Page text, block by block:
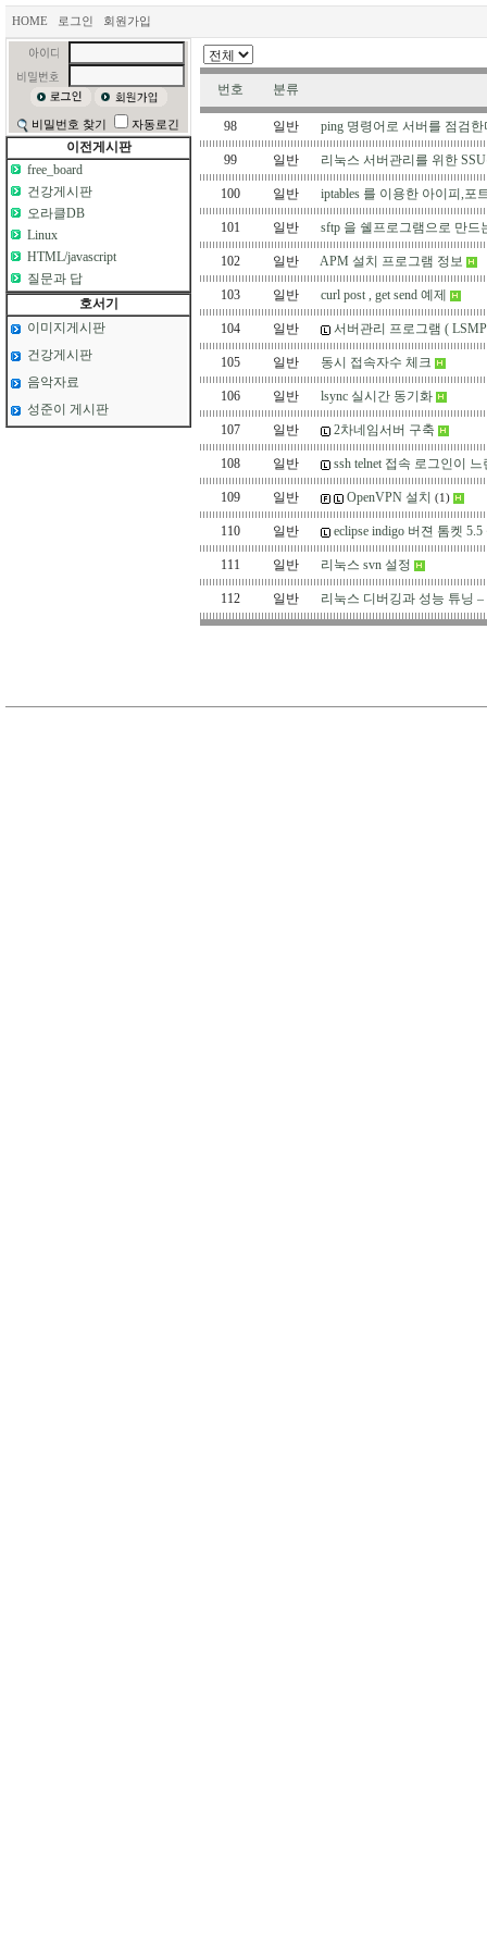
HOME 로그인 회원가입
비밀번호 찾기 자동로긴
이전게시판
free_board
건강게시판
오라클DB
Linux
HTML/javascript
질문과 답
호서기
이미지게시판
건강게시판
음악자료
성준이 게시판
번호 분류
98 일반 ping 명령어로 서버를 점검한
99 일반 리눅스 서버관리를 위한
100 일반 iptables 를 이용한 아이피,포
101 일반 sftp 을 쉘프로그램으로 만드
102 일반 APM 설치 프로그램 정보
103 일반 curl post , get send 예제
104 일반 서버관리 프로그램 ( LSMP
105 일반 동시 접속자수 체크
106 일반 lsync 실시간 동기화
107 일반 2차네임서버 구축
108 일반 ssh telnet 접속 로그인이
109 일반 OpenVPN 설치 (1)
110 일반 eclipse indigo 버젼 톰켓
111 일반 리눅스 svn 설정
112 일반 리눅스 디버깅과 성능 튜닝